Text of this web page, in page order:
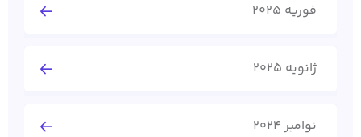
فوریه 2025
ژانویه 2025
نوامبر 2024